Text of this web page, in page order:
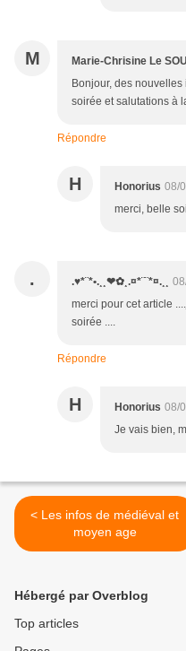
M Marie-Chrisine Le
Bonjour, des
soirée et salutations à
Répondre
H Honorius 08/
merci, belle
. .♥*¨*•.¸¸❤✿¸.¤*¨¨*¤.¸¸
merci pour cet article
soirée ....
Répondre
H Honorius 08/
Je vais bien,
< Les infos de médiéval et
moyen age
Hébergé par Overblog
Top articles